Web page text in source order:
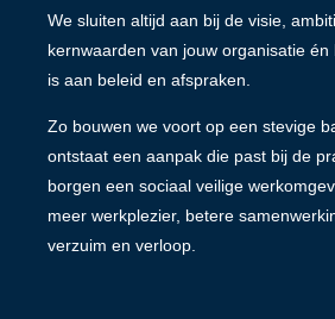
We sluiten altijd aan bij de visie,
kernwaarden van jouw organisatie én
is aan beleid en afspraken.
Zo bouwen we voort op een stevige
ontstaat een aanpak die past bij de
borgen een sociaal veilige
meer werkplezier, betere
verzuim en verloop.